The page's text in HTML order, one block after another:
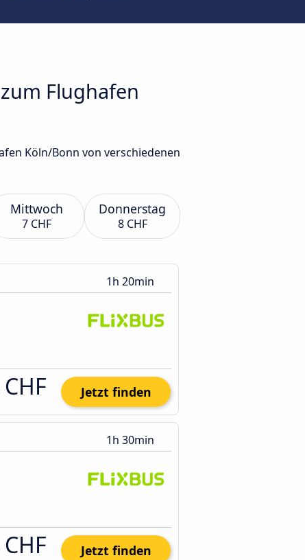
Flughafen
Köln/Bonn von verschiedenen
Mittwoch
7 CHF
Donnerstag
8 CHF
1h 20min
Jetzt finden
1h 30min
Jetzt finden